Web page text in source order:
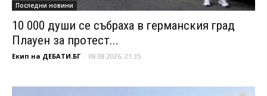
Последни новини
10 000 души се събраха в германския град
Плауен за протест...
Екип на ДЕБАТИ.БГ - 08.08.2026, 21:35